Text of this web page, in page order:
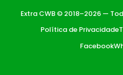
Extra CWB © 2018–2026 —
Política de Privacidade
Facebook